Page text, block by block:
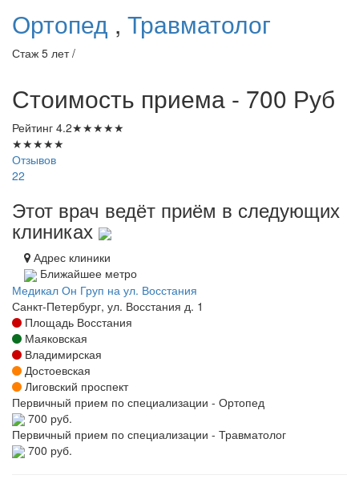
Ортопед , Травматолог
Стаж 5 лет /
Стоимость приема - 700 Руб
Рейтинг 4.2★★★★★
★★★★★
Отзывов
22
Этот врач ведёт приём в следующих
клиниках
Адрес клиники
Ближайшее метро
Медикал Он Груп на ул. Восстания
Санкт-Петербург, ул. Восстания д. 1
Площадь Восстания
Маяковская
Владимирская
Достоевская
Лиговский проспект
Первичный прием по специализации - Ортопед
700 руб.
Первичный прием по специализации - Травматолог
700 руб.